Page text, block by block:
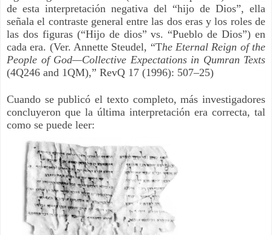
de esta interpretación negativa del “hijo de Dios”, ella
señala el contraste general entre las dos eras y los roles de
las dos figuras (“Hijo de dios” vs. “Pueblo de Dios”) en
cada era. (Ver. Annette Steudel, “The Eternal Reign of the
People of God—Collective Expectations in Qumran Texts
(4Q246 and 1QM),” RevQ 17 (1996): 507–25)
Cuando se publicó el texto completo, más investigadores
concluyeron que la última interpretación era correcta, tal
como se puede leer: